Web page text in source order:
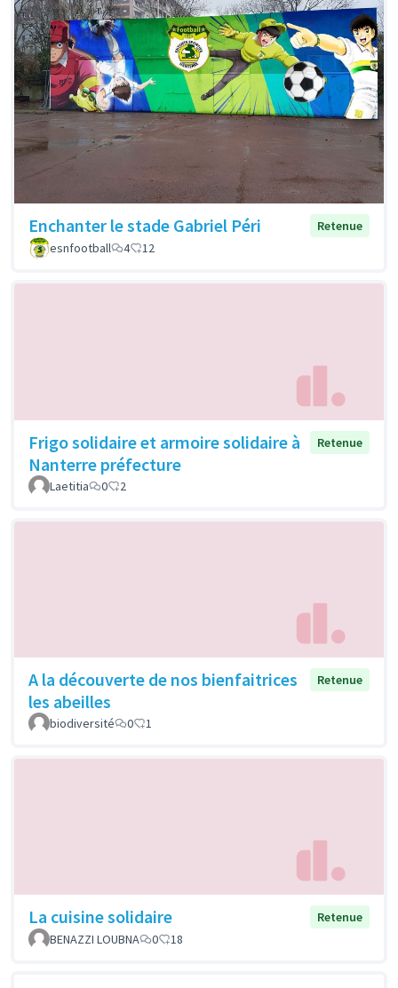
Enchanter le stade Gabriel Péri
Retenue
esnfootball
4 12
Frigo solidaire et armoire solidaire à
Nanterre préfecture
Retenue
Laetitia 0 2
A la découverte de nos bienfaitrices
les abeilles
Retenue
biodiversité 0 1
La cuisine solidaire
Retenue
BENAZZI LOUBNA
0 18